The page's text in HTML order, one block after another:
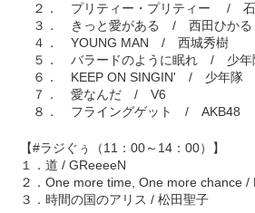
２． プリティー・プリティー / 石
３． きっと愛がある / 西田ひかる
４． YOUNG MAN / 西城秀樹
５． バラードのように眠れ / 少年
６． KEEP ON SINGIN' / 少年隊
７． 愛なんだ / V6
８． フライングゲット / AKB48
【#ラジぐぅ（11：00～14：00）】
１．道 / GReeeeN
２．One more time, One more chance /
３．時間の国のアリス / 松田聖子